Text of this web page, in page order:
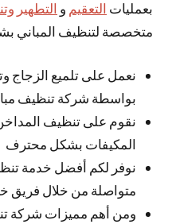
بعمليات التعقيم و التطهير
متخصصة لتنظيف المباني
نعمل على تلميع الزجاج
بواسطة شركة تنظيف
نقوم على تنظيف
المكيفات بشكل محترف
متواصلة من خلال فريق
ومن أهم مميزات شركة